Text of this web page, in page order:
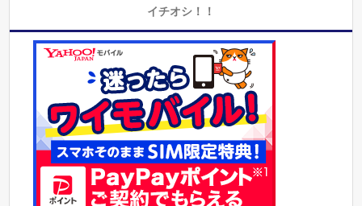
イチオシ！！